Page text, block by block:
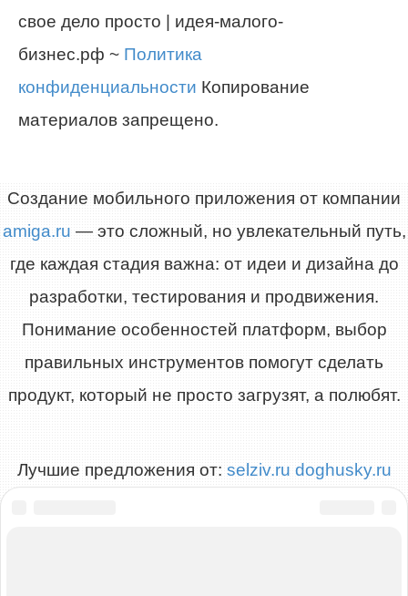
свое дело просто | идея-малого-
бизнес.рф ~ Политика
конфиденциальности Копирование
материалов запрещено.
Создание мобильного приложения от компании
amiga.ru — это сложный, но увлекательный путь,
где каждая стадия важна: от идеи и дизайна до
разработки, тестирования и продвижения.
Понимание особенностей платформ, выбор
правильных инструментов помогут сделать
продукт, который не просто загрузят, а полюбят.
Лучшие предложения от: selziv.ru doghusky.ru